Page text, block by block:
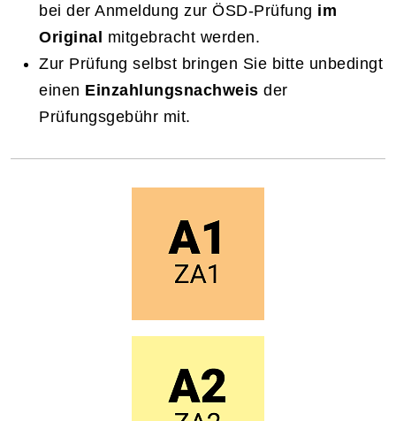
bei der Anmeldung zur ÖSD-Prüfung im
Original mitgebracht werden.
Zur Prüfung selbst bringen Sie bitte unbedingt
einen Einzahlungsnachweis der
Prüfungsgebühr mit.